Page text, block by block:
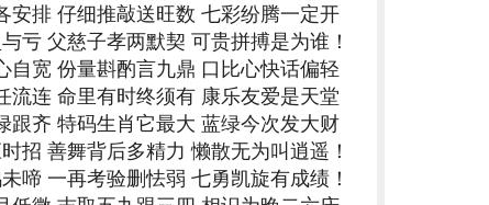
安排 仔细推敲送旺数 七彩纷腾一定开
亏 父慈子孝两默契 可贵拼搏是为谁！
自宽 份量斟酌言九鼎 口比心快话偏轻
流连 命里有时终须有 康乐友爱是天堂
跟齐 特码生肖它最大 蓝绿今次发大财
招 善舞背后多精力 懒散无为叫逍遥！
啼 一再考验删怯弱 七勇凯旋有成绩！